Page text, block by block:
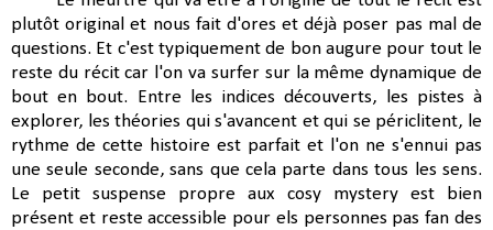
plutôt original et nous fait d'ores et déjà poser pas mal de
questions. Et c'est typiquement de bon augure pour tout le
reste du récit car l'on va surfer sur la même dynamique de
bout en bout. Entre les indices découverts, les pistes à
explorer, les théories qui s'avancent et qui se périclitent, le
rythme de cette histoire est parfait et l'on ne s'ennui pas
une seule seconde, sans que cela parte dans tous les sens.
Le petit suspense propre aux cosy mystery est bien
présent et reste accessible pour els personnes pas fan des